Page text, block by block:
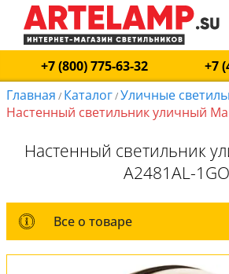
+7 (800) 775-63-32
+7
Главная / Каталог/Уличные
Настенный светильник уличный
Настенный светильник
A2481AL-1GO
Все о товаре
Все о товаре